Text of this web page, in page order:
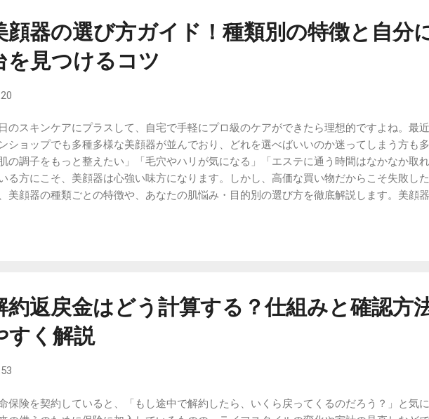
顔器の選び方ガイド！種類別の特徴と自分
を見つけるコツ
のスキンケアにプラスして、自宅で手軽にプロ級のケアができたら理想的ですよね。最
ショップでも多種多様な美顔器が並んでおり、どれを選べばいいのか迷ってしまう方も
肌の調子をもっと整えたい」「毛穴やハリが気になる」「エステに通う時間はなかなか取
る方にこそ、美顔器は心強い味方になります。しかし、高価な買い物だからこそ失敗し
美顔器の種類ごとの特徴や、あなたの肌悩み・目的別の選び方を徹底解説します。美顔
確にする 美顔器を選ぶ前に、まず最も大切なのが「自分が今、どんな肌悩みを改善したい
え、引き締めるケアが必要です。 肌のトーンや透明感を底上げしたい： 肌の環境を整え
ます。 漠然と「何でもできそうなもの」を選ぶのではなく、自分の悩みの「優先順位」
満足度の高い選択への近道です。 美顔器の主な種類とそれぞれの役割 市場に出ている多
る機能によって大きく分類できます。それぞれのメカニズムを理解して、自分に必要な機
（ラジオ波）美顔器 RFとはラジオ波と呼ばれる高周波のことで、肌をじんわりと温める働
ンをケアしたいという方に支持されています。 2. イオン導入・導出美顔器 微弱な電気
です。 イオン導出（プラス極）： 洗顔では落としきれない毛穴の汚れや古い角質を、電
約返戻金はどう計算する？仕組みと確認方
すく解説
保険を契約していると、「もし途中で解約したら、いくら戻ってくるのだろう？」と気